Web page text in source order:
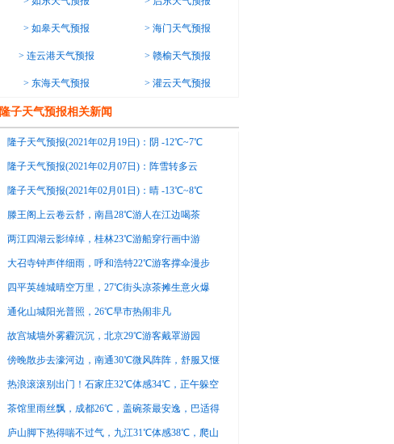
> 如皋天气预报 > 海门天气预报
> 连云港天气预报 > 赣榆天气预报
> 东海天气预报 > 灌云天气预报
隆子天气预报相关新闻
隆子天气预报(2021年02月19日)：阴 -12℃~7℃
隆子天气预报(2021年02月07日)：阵雪转多云
-12℃~3℃
隆子天气预报(2021年02月01日)：晴 -13℃~8℃
滕王阁上云卷云舒，南昌28℃游人在江边喝茶
两江四湖云影绰绰，桂林23℃游船穿行画中游
大召寺钟声伴细雨，呼和浩特22℃游客撑伞漫步
四平英雄城晴空万里，27℃街头凉茶摊生意火爆
通化山城阳光普照，26℃早市热闹非凡
故宫城墙外雾霾沉沉，北京29℃游客戴罩游园
傍晚散步去濠河边，南通30℃微风阵阵，舒服又惬
意
热浪滚滚别出门！石家庄32℃体感34℃，正午躲空
调房
茶馆里雨丝飘，成都26℃，盖碗茶最安逸，巴适得
很
庐山脚下热得喘不过气，九江31℃体感38℃，爬山